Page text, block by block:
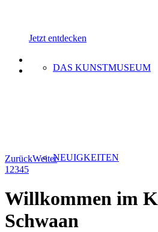
DAS KUNSTMUSEUM
NEUIGKEITEN
Jetzt entdecken
ZurückWeiter
1 2345
Willkommen im
Schwaan